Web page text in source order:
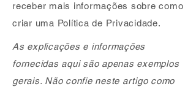
receber mais informações sobre como
criar uma Política de Privacidade.
As explicações e informações
fornecidas aqui são apenas exemplos
gerais. Não confie neste artigo como